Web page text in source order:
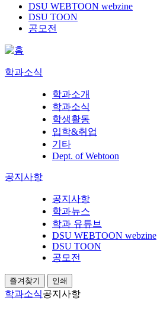
DSU WEBTOON webzine
DSU TOON
공모전
학과소식
학과소개
학과소식
학생활동
입학&취업
기타
Dept. of Webtoon
공지사항
공지사항
학과뉴스
학과 유튜브
DSU WEBTOON webzine
DSU TOON
공모전
즐겨찾기 인쇄
학과소식공지사항